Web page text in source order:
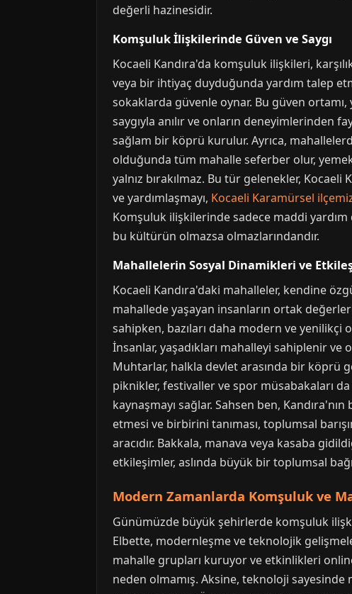
değerli hazinesidir.
Komşuluk İlişkilerinde Güven ve Saygı
Kocaeli Kandıra'da komşuluk ilişkileri,
veya bir ihtiyaç duyduğunda yardım talep
sokaklarda güvenle oynar. Bu güven
saygıyla anılır ve onların deneyimlerinden
sağlam bir köprü kurulur. Ayrıca,
olduğunda tüm mahalle seferber olur,
yalnız bırakılmaz. Bu tür gelenekler,
ve yardımlaşmayı, Kocaeli Karamürsel
Komşuluk ilişkilerinde sadece maddi
bu kültürün olmazsa olmazlarındandır.
Mahallelerin Sosyal Dinamikleri ve
Kocaeli Kandıra'daki mahalleler, kendine
mahallede yaşayan insanların ortak
sahipken, bazıları daha modern ve
İnsanlar, yaşadıkları mahalleyi sahiplenir
Muhtarlar, halkla devlet arasında bir köprü
piknikler, festivaller ve spor müsabakaları
kaynaşmayı sağlar. Sahsen ben,
etmesi ve birbirini tanıması, toplumsal
aracıdır. Bakkala, manava veya kasaba
etkileşimler, aslında büyük bir toplumsal
Modern Zamanlarda Komşuluk ve
Günümüzde büyük şehirlerde komşuluk
Elbette, modernleşme ve teknolojik
mahalle grupları kuruyor ve etkinlikleri
neden olmamış. Aksine, teknoloji